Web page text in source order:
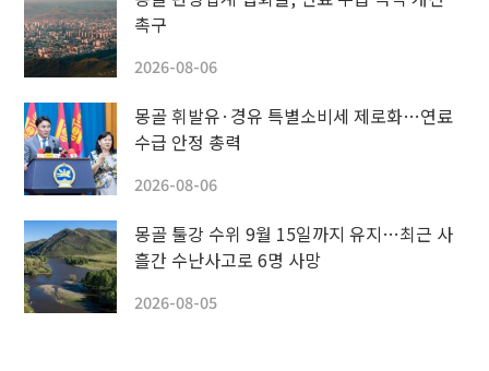
촉구
2026-08-06
몽골 휘발유·경유 특별소비세 제로화…연료
수급 안정 총력
2026-08-06
몽골 툴강 수위 9월 15일까지 유지…최근 사
흘간 수난사고로 6명 사망
2026-08-05